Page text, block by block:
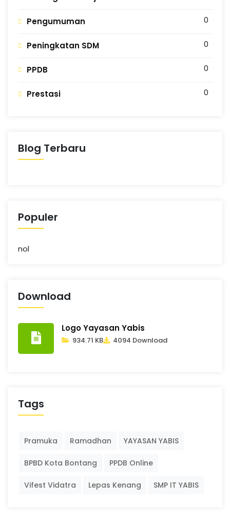
Pengumuman 0
Peningkatan SDM 0
PPDB 0
Prestasi 0
Blog Terbaru
Populer
nol
Download
Logo Yayasan Yabis
934.71 KB 4094 Download
Tags
Pramuka Ramadhan YAYASAN YABIS
BPBD Kota Bontang PPDB Online
Vifest Vidatra Lepas Kenang SMP IT YABIS